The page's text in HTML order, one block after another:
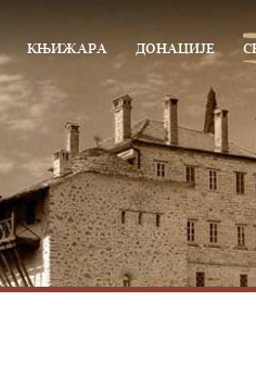
КЊИЖАРА ДОНАЦИЈЕ